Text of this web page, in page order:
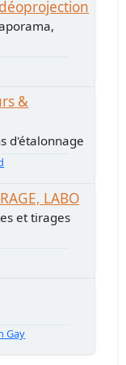
&
d'étalonnage
LABO
et tirages
Gay